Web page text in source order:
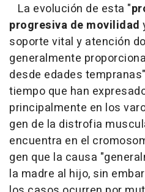
La evolución de esta "
progresiva de movilidad
soporte vital y atención
generalmente
desde edades
tiempo que han
principalmente en los
gen de la distrofia
encuentra en el
gen que la causa
la madre al hijo, sin